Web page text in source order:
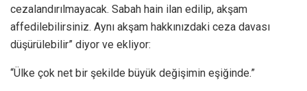
cezalandırılmayacak. Sabah hain ilan edilip, akşam
affedilebilirsiniz. Aynı akşam hakkınızdaki ceza davası
düşürülebilir” diyor ve ekliyor:
“Ülke çok net bir şekilde büyük değişimin eşiğinde.”